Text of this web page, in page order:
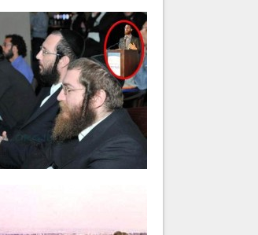
פריווא גאלדשטיין ע״ה -
אסתר פרידה חיימסון ע״ה-
משה מייזליש ע״ה- תר"ט